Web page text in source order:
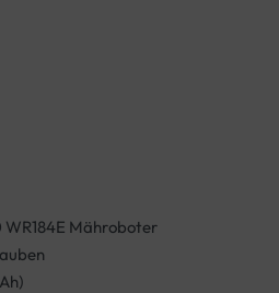
WR184E Mähroboter